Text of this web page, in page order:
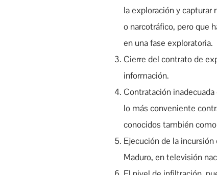
la exploración y capturar
o narcotráfico, pero que
en una fase exploratoria.
Cierre del contrato de
información.
Contratación
lo más conveniente
conocidos también
Ejecución de la
Maduro, en televisión